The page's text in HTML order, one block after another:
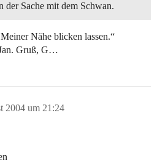
der Sache mit dem Schwan.
Nähe blicken lassen.“
Gruß, G…
2004 um 21:24